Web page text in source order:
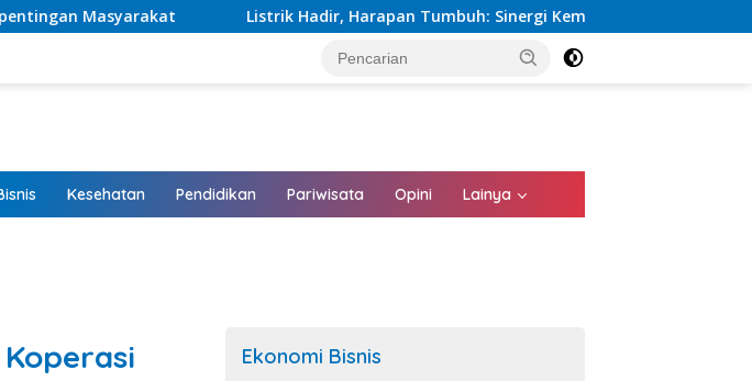
Listrik Hadir, Harapan Tumbuh: Sinergi Kementerian dan PLN Percepat Pembangunan
Kesehatan Pendidikan Pariwisata Opini Lainya
Ekonomi Bisnis